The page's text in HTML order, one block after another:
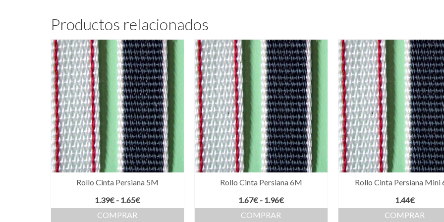
Productos relacionados
Rollo Cinta Persiana 5M
1.39€ - 1.65€Rango
de
COMPRAR
Rollo Cinta Persiana 6M
1.67€ - 1.96€Rango
de
COMPRAR
Rollo Cinta Persiana Mini
1.44€
COMPRAR